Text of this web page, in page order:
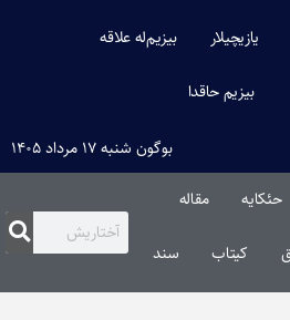
یازیچیلار بیزیم‌له علاقه
بیزیم حاقدا
بوگون شنبه ۱۷ مرداد ۱۴۰۵
حئکایه مقاله‌
کیتاب سند